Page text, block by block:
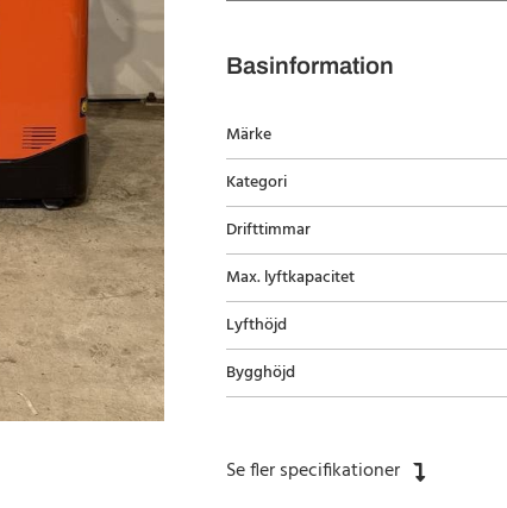
Basinformation
Märke
Kategori
Drifttimmar
Max. lyftkapacitet
Lyfthöjd
Bygghöjd
Se fler specifikationer